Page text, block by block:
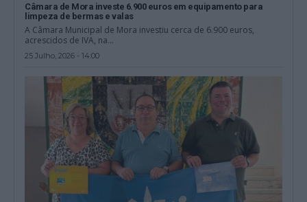
Câmara de Mora investe 6.900 euros em equipamento para
limpeza de bermas e valas
A Câmara Municipal de Mora investiu cerca de 6.900 euros,
acrescidos de IVA, na...
25 Julho, 2026 - 14:00